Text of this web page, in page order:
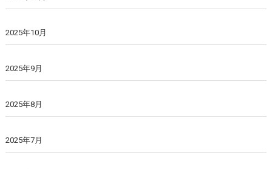
2025年10月
2025年9月
2025年8月
2025年7月